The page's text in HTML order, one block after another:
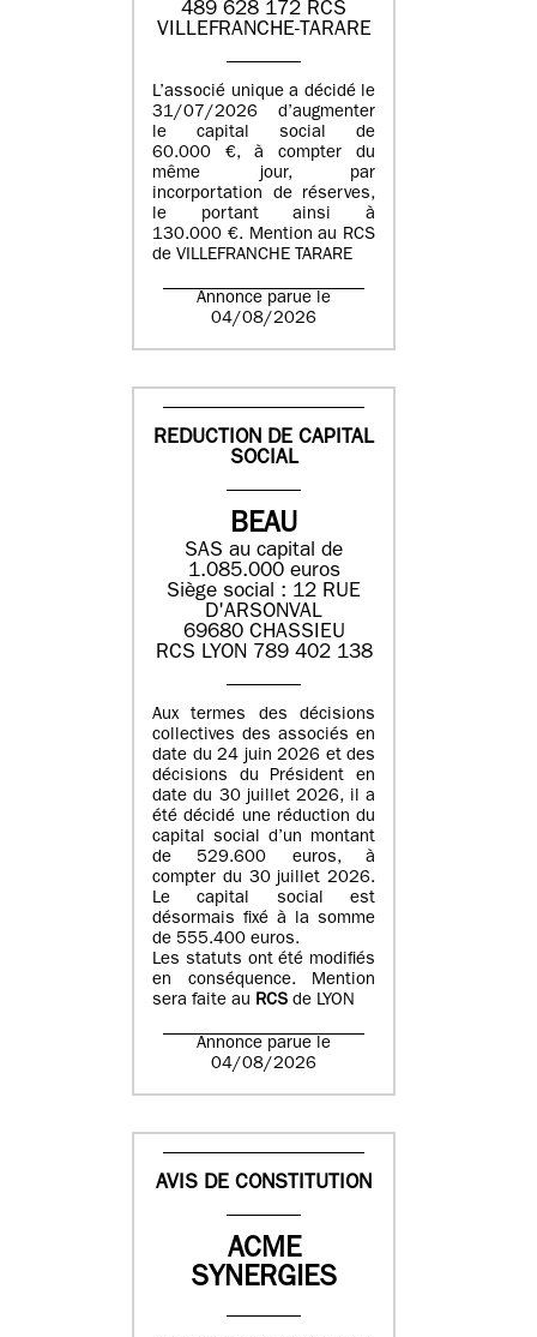
489 628 172 RCS
VILLEFRANCHE-TARARE
L’associé unique a décidé le
31/07/2026 d’augmenter
le capital social de
60.000 €, à compter du
même jour, par
incorportation de réserves,
le portant ainsi à
130.000 €. Mention au RCS
de VILLEFRANCHE TARARE
Annonce parue le
04/08/2026
REDUCTION DE CAPITAL
SOCIAL
BEAU
SAS au capital de
1.085.000 euros
Siège social : 12 RUE
D'ARSONVAL
69680 CHASSIEU
RCS LYON 789 402 138
Aux termes des décisions
collectives des associés en
date du 24 juin 2026 et des
décisions du Président en
date du 30 juillet 2026, il a
été décidé une réduction du
capital social d’un montant
de 529.600 euros, à
compter du 30 juillet 2026.
Le capital social est
désormais fixé à la somme
de 555.400 euros.
Les statuts ont été modifiés
en conséquence. Mention
sera faite au RCS de LYON
Annonce parue le
04/08/2026
AVIS DE CONSTITUTION
ACME
SYNERGIES